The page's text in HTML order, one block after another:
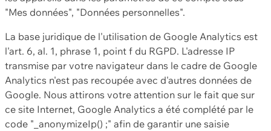
"Mes données", "Données personnelles".
La base juridique de l'utilisation de Google Analytics est
l'art. 6, al. 1, phrase 1, point f du RGPD. L'adresse IP
transmise par votre navigateur dans le cadre de Google
Analytics n'est pas recoupée avec d'autres données de
Google. Nous attirons votre attention sur le fait que sur
ce site Internet, Google Analytics a été complété par le
code "_anonymizeIp() ;" afin de garantir une saisie